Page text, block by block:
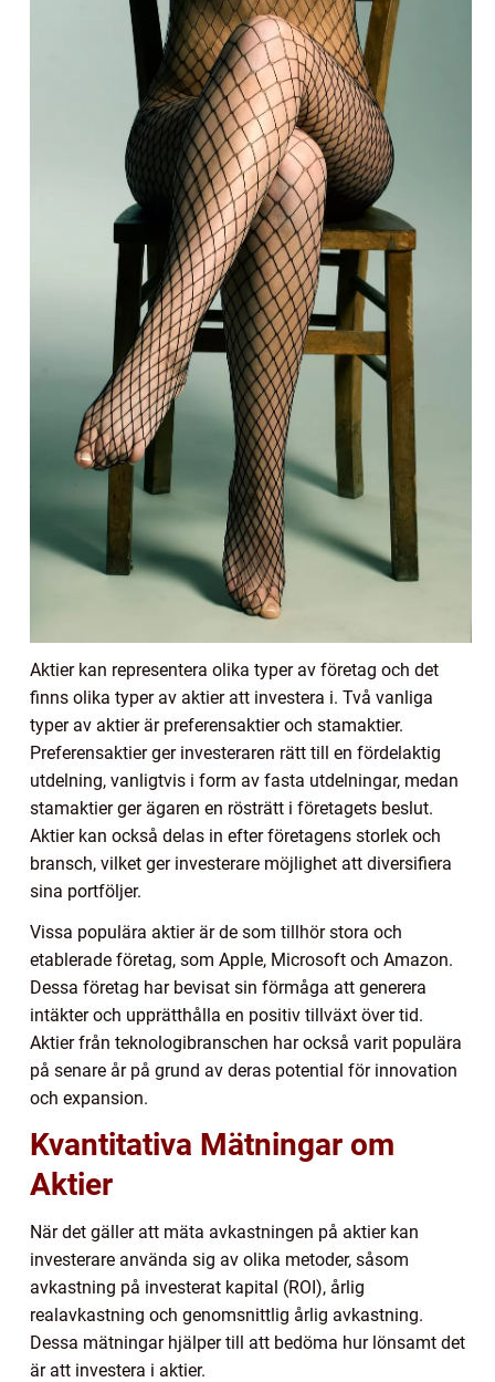
Aktier kan representera olika typer av företag och det
finns olika typer av aktier att investera i. Två vanliga
typer av aktier är preferensaktier och stamaktier.
Preferensaktier ger investeraren rätt till en fördelaktig
utdelning, vanligtvis i form av fasta utdelningar, medan
stamaktier ger ägaren en rösträtt i företagets beslut.
Aktier kan också delas in efter företagens storlek och
bransch, vilket ger investerare möjlighet att diversifiera
sina portföljer.
Vissa populära aktier är de som tillhör stora och
etablerade företag, som Apple, Microsoft och Amazon.
Dessa företag har bevisat sin förmåga att generera
intäkter och upprätthålla en positiv tillväxt över tid.
Aktier från teknologibranschen har också varit populära
på senare år på grund av deras potential för innovation
och expansion.
Kvantitativa Mätningar om
Aktier
När det gäller att mäta avkastningen på aktier kan
investerare använda sig av olika metoder, såsom
avkastning på investerat kapital (ROI), årlig
realavkastning och genomsnittlig årlig avkastning.
Dessa mätningar hjälper till att bedöma hur lönsamt det
är att investera i aktier.